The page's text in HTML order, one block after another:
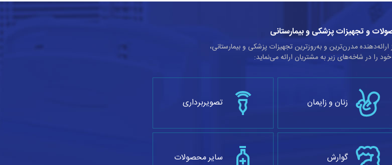
و تجهیزات پزشکی و بیمارستانی
ارائه‌دهنده مدرن‌ترین و به‌روزترین تجهیزات پزشکی و بیمارستانی،
را در شاخه‌های زیر به مشتریان ارائه می‌نماید:
زنان و زایمان تصویربرداری
گوارش سایر محصولات